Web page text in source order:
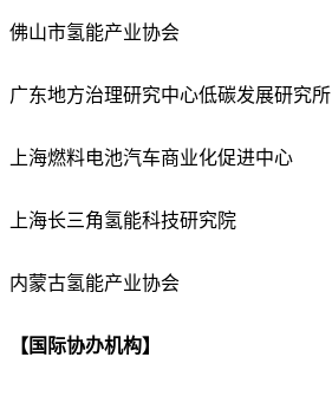
佛山市氢能产业协会
广东地方治理研究中心低碳发展研究所
上海燃料电池汽车商业化促进中心
上海长三角氢能科技研究院
内蒙古氢能产业协会
【国际协办机构】